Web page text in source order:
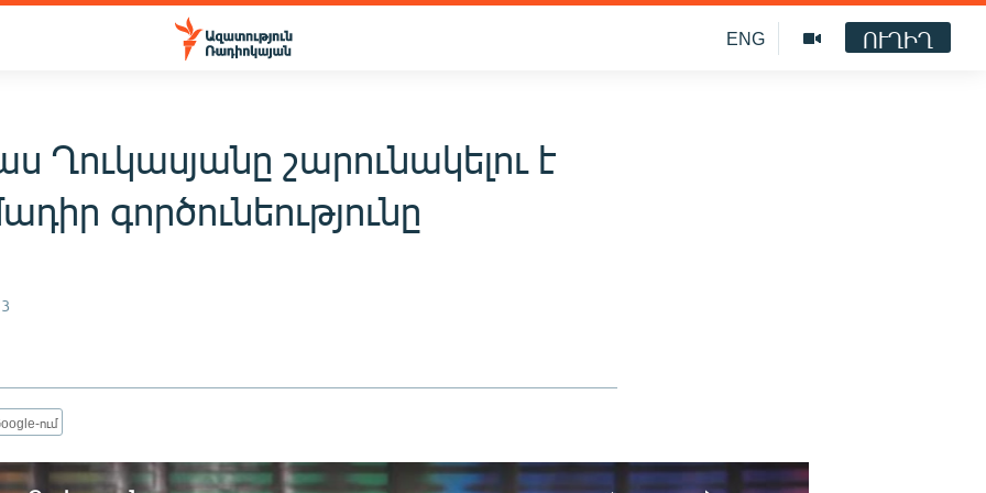
ENG ՈՒՂԻՂ
Ղուկասյանը շարունակելու է
գործունեությունը
ում